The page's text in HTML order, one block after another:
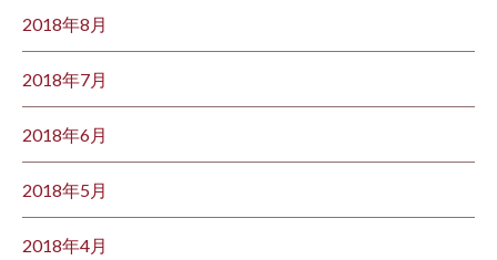
2018年8月
2018年7月
2018年6月
2018年5月
2018年4月